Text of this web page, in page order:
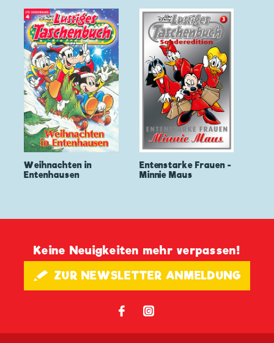
Weihnachten in
Entenhausen
Entenstarke Frauen -
Minnie Maus
Keine Neuigkeiten mehr verpassen!
🖋 ZUR NEWSLETTER ANMELDUNG
𝖿 📷